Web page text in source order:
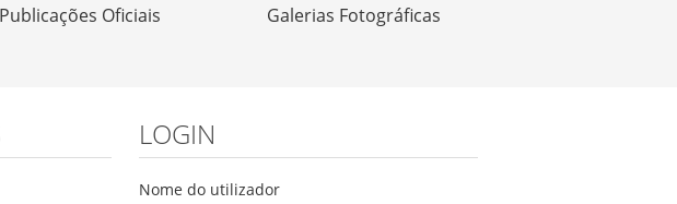
Publicações Oficiais Galerias Fotográficas
LOGIN
Nome do utilizador